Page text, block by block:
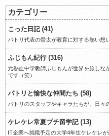
カテゴリー
こった日記 (41)
パトリ代表の骨太が教育に対する熱い想
ふじもん紀行 (316)
元熱血中学教師ふじもんが世界を旅しな
です（笑）
パトリと愉快な仲間たち (58)
パトリのスタッフやキャラたちが、日々
ケレケレ常夏プチ留学記 (13)
IT企業へ就職予定の大学4年生ケレケレ